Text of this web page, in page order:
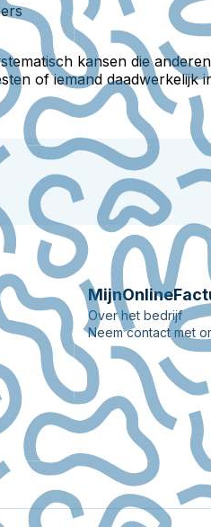
kansen die
of iemand daadwerkelijk
Over het bedrijf
Neem contact met